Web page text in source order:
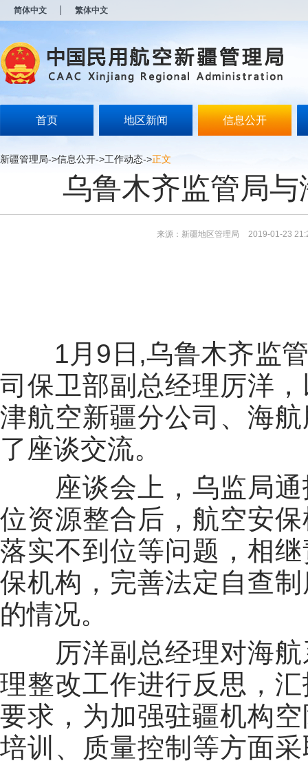
简体中文 繁体中文
首页 地区新闻 信息公开
新疆管理局->信息公开->工作动态->正文
乌鲁木齐监管局
来源：新疆地区管理局 2019-01-23
1 月 9 日 ,乌鲁木齐监
司保卫部副总经理厉洋
津航空新疆分公司、海
了座谈交流。
座谈会上，乌监局
位资源整合后，航空安
落实不到位等问题，相
保机构，完善法定自查
的情况。
厉洋副总经理对海
理整改工作进行反思，
要求，为加强驻疆机构
培训、质量控制等方面
开
无
障
说
按
Alt
键